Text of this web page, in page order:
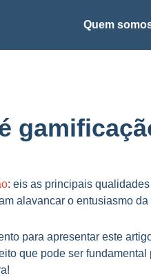
Quem
: eis as principais
alavancar o entusiasmo
para apresentar este
que pode ser